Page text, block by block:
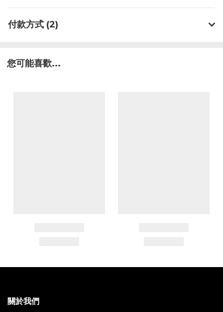
付款方式 (2)
您可能喜歡...
關於我們